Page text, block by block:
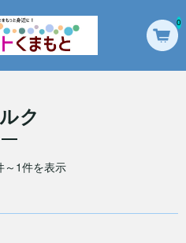
0
ク
～1件を表示